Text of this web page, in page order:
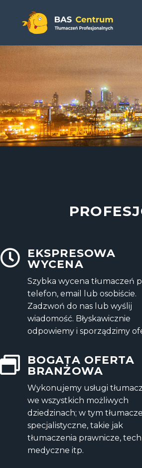
EKSPRESOWA
WYCENA
Szybka wycena tłumaczeń
telefon, email lub osobiście.
Zadzwoń do nas lub wyślij
wiadomość. Błyskawicznie
odpowiemy i sporządzimy
BOGATA OFERTA
BRANŻOWA
Wykonujemy usługi
we wszystkich możliwych
dziedzinach; w tym
specjalistyczne, takie jak
tłumaczenia prawnicze,
medyczne itp.